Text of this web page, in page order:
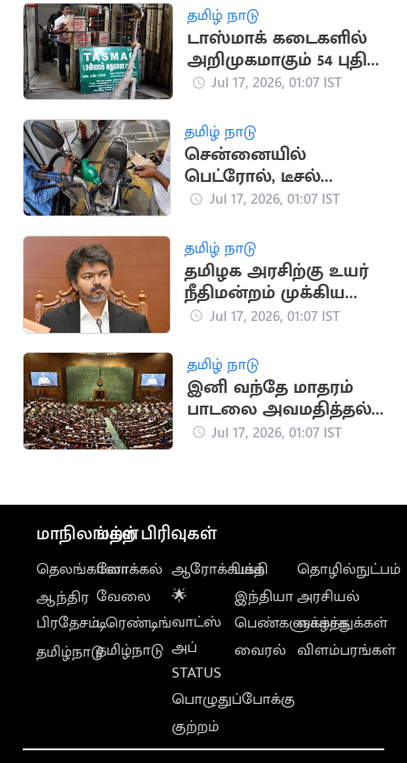
தமிழ் நாடு
டாஸ்மாக் கடைகளில்
அறிமுகமாகும் 54 புதிய
பிராண்ட் மது வகைகள்
Jul 17, 2026, 01:07 IST
தமிழ் நாடு
சென்னையில்
பெட்ரோல், டீசல்
விலையில் மாற்றம்
Jul 17, 2026, 01:07 IST
தமிழ் நாடு
தமிழக அரசிற்கு உயர்
நீதிமன்றம் முக்கிய
அறிவுறுத்தல்
Jul 17, 2026, 01:07 IST
தமிழ் நாடு
இனி வந்தே மாதரம்
பாடலை அவமதித்தல்
தண்டனை நிச்சயம்
Jul 17, 2026, 01:07 IST
மாநிலங்கள்
தெலங்கானா
ஆந்திர
பிரதேசம்
தமிழ்நாடு
மற்ற பிரிவுகள்
லோக்கல்
வேலை
டிரெண்டிங்
தமிழ்நாடு
ஆரோக்கியம்
🌟
வாட்ஸ்
அப்
STATUS
பொழுதுப்போக்கு
குற்றம்
பக்தி
இந்தியா
பெண்களுக்காக
வைரல்
தொழில்நுட்பம்
அரசியல்
வாழ்த்துக்கள்
விளம்பரங்கள்